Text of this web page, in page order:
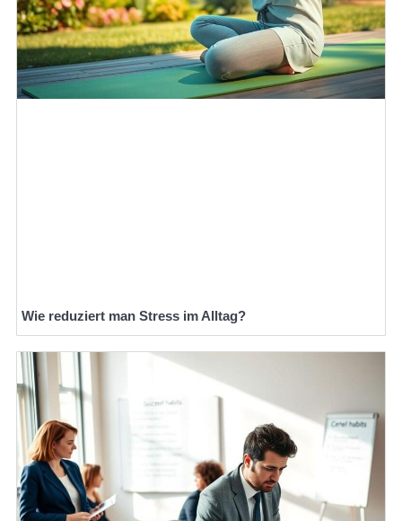
Wie reduziert man Stress im Alltag?